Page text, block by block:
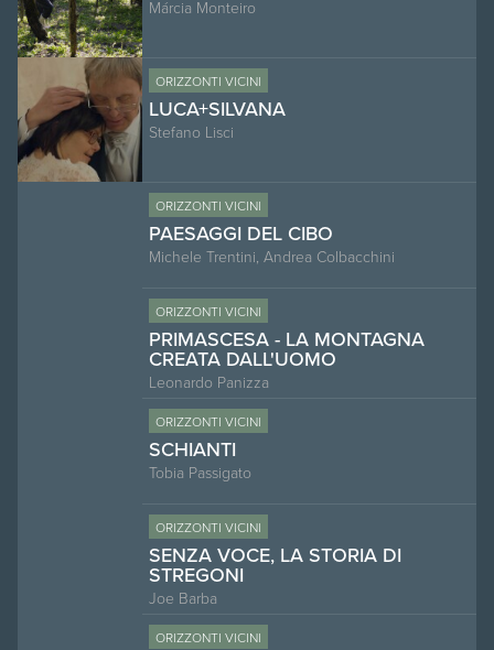
Márcia Monteiro
ORIZZONTI VICINI
LUCA+SILVANA
Stefano Lisci
ORIZZONTI VICINI
PAESAGGI DEL CIBO
Michele Trentini, Andrea Colbacchini
ORIZZONTI VICINI
PRIMASCESA - LA MONTAGNA
CREATA DALL'UOMO
Leonardo Panizza
ORIZZONTI VICINI
SCHIANTI
Tobia Passigato
ORIZZONTI VICINI
SENZA VOCE, LA STORIA DI
STREGONI
Joe Barba
ORIZZONTI VICINI